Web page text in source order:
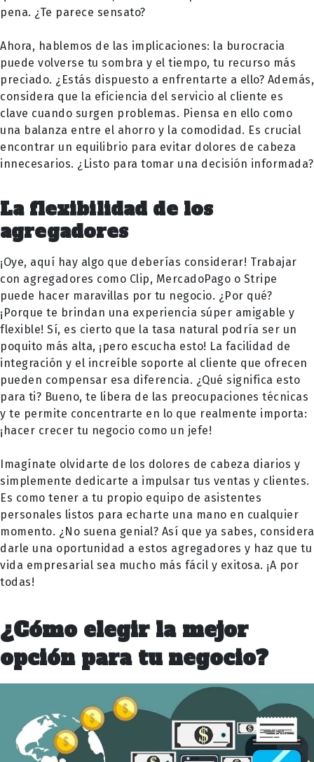
pena. ¿Te parece sensato?
Ahora, hablemos de las implicaciones: la burocracia
puede volverse tu sombra y el tiempo, tu recurso más
preciado. ¿Estás dispuesto a enfrentarte a ello? Además,
considera que la eficiencia del servicio al cliente es
clave cuando surgen problemas. Piensa en ello como
una balanza entre el ahorro y la comodidad. Es crucial
encontrar un equilibrio para evitar dolores de cabeza
innecesarios. ¿Listo para tomar una decisión informada?
La flexibilidad de los
agregadores
¡Oye, aquí hay algo que deberías considerar! Trabajar
con agregadores como Clip, MercadoPago o Stripe
puede hacer maravillas por tu negocio. ¿Por qué?
¡Porque te brindan una experiencia súper amigable y
flexible! Sí, es cierto que la tasa natural podría ser un
poquito más alta, ¡pero escucha esto! La facilidad de
integración y el increíble soporte al cliente que ofrecen
pueden compensar esa diferencia. ¿Qué significa esto
para ti? Bueno, te libera de las preocupaciones técnicas
y te permite concentrarte en lo que realmente importa:
¡hacer crecer tu negocio como un jefe!
Imagínate olvidarte de los dolores de cabeza diarios y
simplemente dedicarte a impulsar tus ventas y clientes.
Es como tener a tu propio equipo de asistentes
personales listos para echarte una mano en cualquier
momento. ¿No suena genial? Así que ya sabes, considera
darle una oportunidad a estos agregadores y haz que tu
vida empresarial sea mucho más fácil y exitosa. ¡A por
todas!
¿Cómo elegir la mejor
opción para tu negocio?